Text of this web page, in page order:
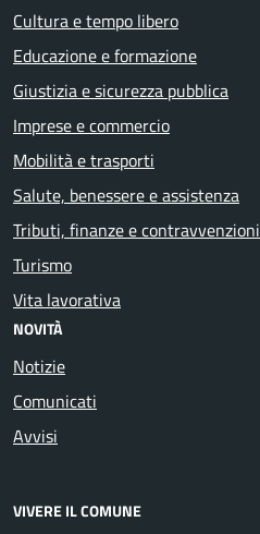
Cultura e tempo libero
Educazione e formazione
Giustizia e sicurezza pubblica
Imprese e commercio
Mobilità e trasporti
Salute, benessere e assistenza
Tributi, finanze e contravvenzioni
Turismo
Vita lavorativa
NOVITÀ
Notizie
Comunicati
Avvisi
VIVERE IL COMUNE